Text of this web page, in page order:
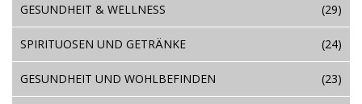
GESUNDHEIT & WELLNESS (29)
SPIRITUOSEN UND GETRÄNKE (24)
GESUNDHEIT UND WOHLBEFINDEN (23)